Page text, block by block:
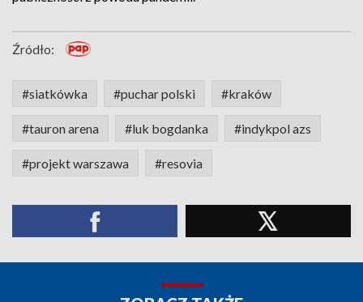
Źródło:
#siatkówka #puchar polski #kraków
#tauron arena #luk bogdanka #indykpol azs
#projekt warszawa #resovia